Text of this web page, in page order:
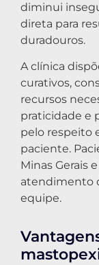
diminui
direta para
duradouros.
A clínica
curativos,
recursos
praticidade e
pelo respeito
paciente.
Minas Gerais
atendimento
equipe.